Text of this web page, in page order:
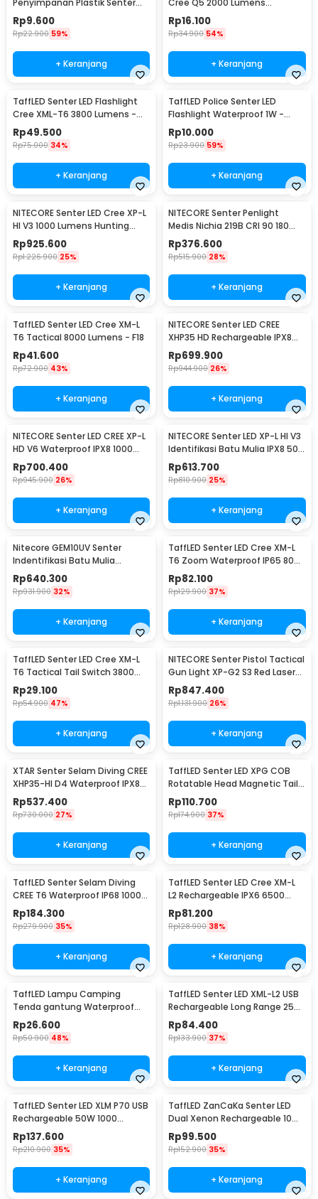
Penyimpanan Plastik Senter
LED Box 18x11.5x4.7cm - FN10
Rp9.600
Rp22.900 59%
+ Keranjang
Cree Q5 2000 Lumens
Aluminium Steel - LFU01
Rp16.100
Rp34.900 54%
+ Keranjang
TaffLED Senter LED Flashlight
Cree XML-T6 3800 Lumens -
E27
Rp49.500
Rp75.000 34%
+ Keranjang
TaffLED Police Senter LED
Flashlight Waterproof 1W -
TAC2L
Rp10.000
Rp23.900 59%
+ Keranjang
NITECORE Senter LED Cree XP-L
HI V3 1000 Lumens Hunting
Flashlight - New P30
Rp925.600
Rp1.226.900 25%
+ Keranjang
NITECORE Senter Penlight
Medis Nichia 219B CRI 90 180
Lumens IPX8 - MT06MD
Rp376.600
Rp515.900 28%
+ Keranjang
TaffLED Senter LED Cree XM-L
T6 Tactical 8000 Lumens - F18
Rp41.600
Rp72.900 43%
+ Keranjang
NITECORE Senter LED CREE
XHP35 HD Rechargeable IPX8
1800 Lumens - MH23
Rp699.900
Rp944.900 26%
+ Keranjang
NITECORE Senter LED CREE XP-L
HD V6 Waterproof IPX8 1000
Lumens - MT21C
Rp700.400
Rp945.900 26%
+ Keranjang
NITECORE Senter LED XP-L HI V3
Identifikasi Batu Mulia IPX8 500
Lumens - GEM8
Rp613.700
Rp810.900 25%
+ Keranjang
Nitecore GEM10UV Senter
Indentifikasi Batu Mulia
Gemstone Ultraviolet
Rp640.300
Rp931.900 32%
+ Keranjang
TaffLED Senter LED Cree XM-L
T6 Zoom Waterproof IP65 8000
Lumens - E17 COB
Rp82.100
Rp129.900 37%
+ Keranjang
TaffLED Senter LED Cree XM-L
T6 Tactical Tail Switch 3800
Lumens
Rp29.100
Rp54.900 47%
+ Keranjang
NITECORE Senter Pistol Tactical
Gun Light XP-G2 S3 Red Laser
300Lumens - NPL10
Rp847.400
Rp1.131.900 26%
+ Keranjang
XTAR Senter Selam Diving CREE
XHP35-HI D4 Waterproof IPX8
1600 Lumens - D26 1600S
Rp537.400
Rp730.000 27%
+ Keranjang
TaffLED Senter LED XPG COB
Rotatable Head Magnetic Tail
10000 Lumens - 3189A
Rp110.700
Rp174.900 37%
+ Keranjang
TaffLED Senter Selam Diving
CREE T6 Waterproof IP68 10000
Lumens - TG-S151
Rp184.300
Rp279.900 35%
+ Keranjang
TaffLED Senter LED Cree XM-L
L2 Rechargeable IPX6 6500
Lumens - 701
Rp81.200
Rp128.900 38%
+ Keranjang
TaffLED Lampu Camping
Tenda gantung Waterproof
Emergency 120 Lumens - G198
Rp26.600
Rp50.900 48%
+ Keranjang
TaffLED Senter LED XML-L2 USB
Rechargeable Long Range 25W
1000 Lumens Without Battery
- XML-L2
Rp84.400
Rp133.900 37%
+ Keranjang
TaffLED Senter LED XLM P70 USB
Rechargeable 50W 1000
Lumens with 26650 Battery -
XLM-P70
Rp137.600
Rp210.900 35%
+ Keranjang
TaffLED ZanCaKa Senter LED
Dual Xenon Rechargeable 10W
13500 Lumens - Q3
Rp99.500
Rp152.900 35%
+ Keranjang